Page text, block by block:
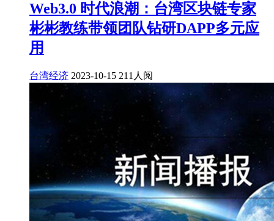
Web3.0 时代浪潮：台湾区块链专家
彬彬教练带领团队钻研DAPP多元应
用
台湾经济 2023-10-15 211人阅